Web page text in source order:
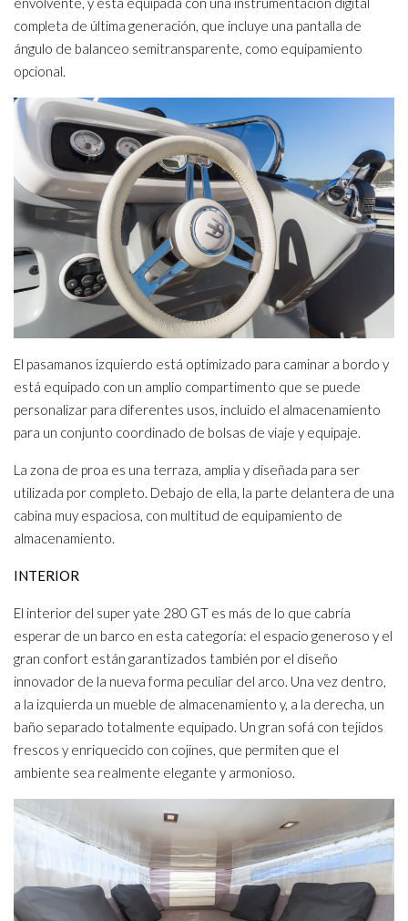
completa de última generación, que incluye una pantalla de
ángulo de balanceo semitransparente, como equipamiento
opcional.
El pasamanos izquierdo está optimizado para caminar a bordo y
está equipado con un amplio compartimento que se puede
personalizar para diferentes usos, incluido el almacenamiento
para un conjunto coordinado de bolsas de viaje y equipaje.
La zona de proa es una terraza, amplia y diseñada para ser
utilizada por completo. Debajo de ella, la parte delantera de una
cabina muy espaciosa, con multitud de equipamiento de
almacenamiento.
INTERIOR
El interior del super yate 280 GT es más de lo que cabría
esperar de un barco en esta categoría: el espacio generoso y el
gran confort están garantizados también por el diseño
innovador de la nueva forma peculiar del arco. Una vez dentro,
a la izquierda un mueble de almacenamiento y, a la derecha, un
baño separado totalmente equipado. Un gran sofá con tejidos
frescos y enriquecido con cojines, que permiten que el
ambiente sea realmente elegante y armonioso.